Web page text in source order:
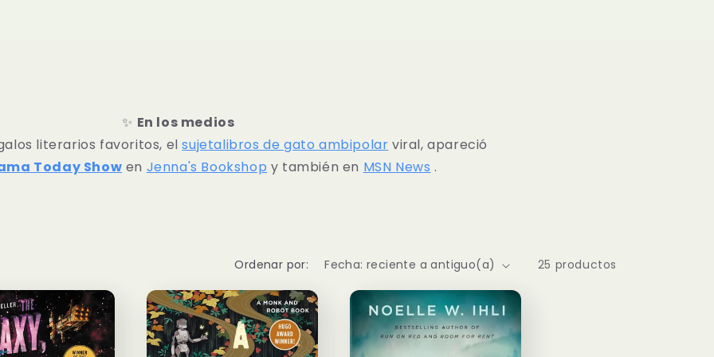
✨ En los medios
literarios favoritos, elsujetalibros de gato ambipolar viral, apareció
Today Show en Jenna's Bookshop y también en MSN News .
Ordenar por: 25 productos